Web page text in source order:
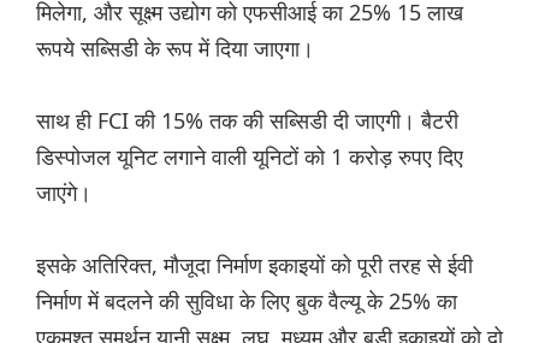
मिलेगा, और सूक्ष्म उद्योग को एफसीआई का 25% 15 लाख
रूपये सब्सिडी के रूप में दिया जाएगा।
साथ ही FCI की 15% तक की सब्सिडी दी जाएगी। बैटरी
डिस्पोजल यूनिट लगाने वाली यूनिटों को 1 करोड़ रुपए दिए
जाएंगे।
इसके अतिरिक्त, मौजूदा निर्माण इकाइयों को पूरी तरह से ईवी
निर्माण में बदलने की सुविधा के लिए बुक वैल्यू के 25% का
एकमुश्त समर्थन यानी सूक्ष्म, लघु, मध्यम और बड़ी इकाइयों को दो